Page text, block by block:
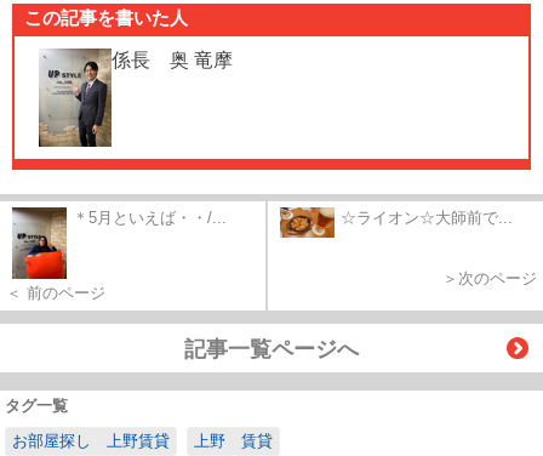
この記事を書いた人
係長 奥 竜摩
＊5月といえば・・/...
＜ 前のページ
☆ライオン☆大師前で...
＞次のページ
記事一覧ページへ
タグ一覧
お部屋探し 上野賃貸
上野 賃貸